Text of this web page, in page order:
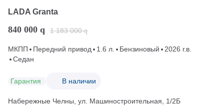
LADA Granta
840 000 q 1 183 000 q
МКПП Передний привод 1.6 л. Бензиновый
2026 г.в.
Седан
Гарантия В наличии
Набережные Челны, ул. Машиностроительная, 1/2Б